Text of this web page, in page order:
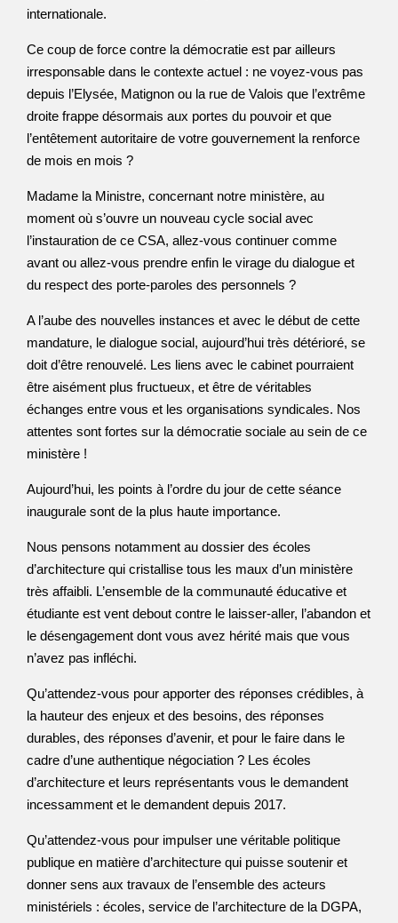
internationale.
Ce coup de force contre la démocratie est par ailleurs
irresponsable dans le contexte actuel : ne voyez-vous pas
depuis l’Elysée, Matignon ou la rue de Valois que l’extrême
droite frappe désormais aux portes du pouvoir et que
l’entêtement autoritaire de votre gouvernement la renforce
de mois en mois ?
Madame la Ministre, concernant notre ministère, au
moment où s’ouvre un nouveau cycle social avec
l’instauration de ce CSA, allez-vous continuer comme
avant ou allez-vous prendre enfin le virage du dialogue et
du respect des porte-paroles des personnels ?
A l’aube des nouvelles instances et avec le début de cette
mandature, le dialogue social, aujourd’hui très détérioré, se
doit d’être renouvelé. Les liens avec le cabinet pourraient
être aisément plus fructueux, et être de véritables
échanges entre vous et les organisations syndicales. Nos
attentes sont fortes sur la démocratie sociale au sein de ce
ministère !
Aujourd’hui, les points à l’ordre du jour de cette séance
inaugurale sont de la plus haute importance.
Nous pensons notamment au dossier des écoles
d’architecture qui cristallise tous les maux d’un ministère
très affaibli. L’ensemble de la communauté éducative et
étudiante est vent debout contre le laisser-aller, l’abandon et
le désengagement dont vous avez hérité mais que vous
n’avez pas infléchi.
Qu’attendez-vous pour apporter des réponses crédibles, à
la hauteur des enjeux et des besoins, des réponses
durables, des réponses d’avenir, et pour le faire dans le
cadre d’une authentique négociation ? Les écoles
d’architecture et leurs représentants vous le demandent
incessamment et le demandent depuis 2017.
Qu’attendez-vous pour impulser une véritable politique
publique en matière d’architecture qui puisse soutenir et
donner sens aux travaux de l’ensemble des acteurs
ministériels : écoles, service de l’architecture de la DGPA,